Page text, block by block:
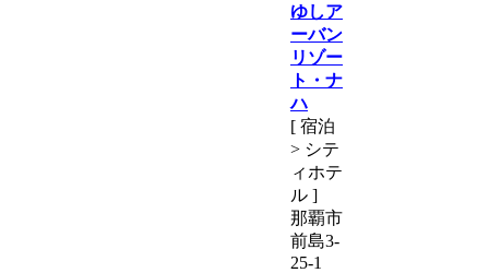
ゆしア
ーバン
リゾー
ト・ナ
ハ
[ 宿泊
> シテ
ィホテ
ル ]
那覇市
前島3-
25-1